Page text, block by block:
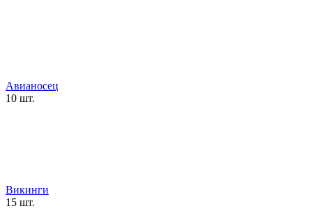
Авианосец
10 шт.
Викинги
15 шт.